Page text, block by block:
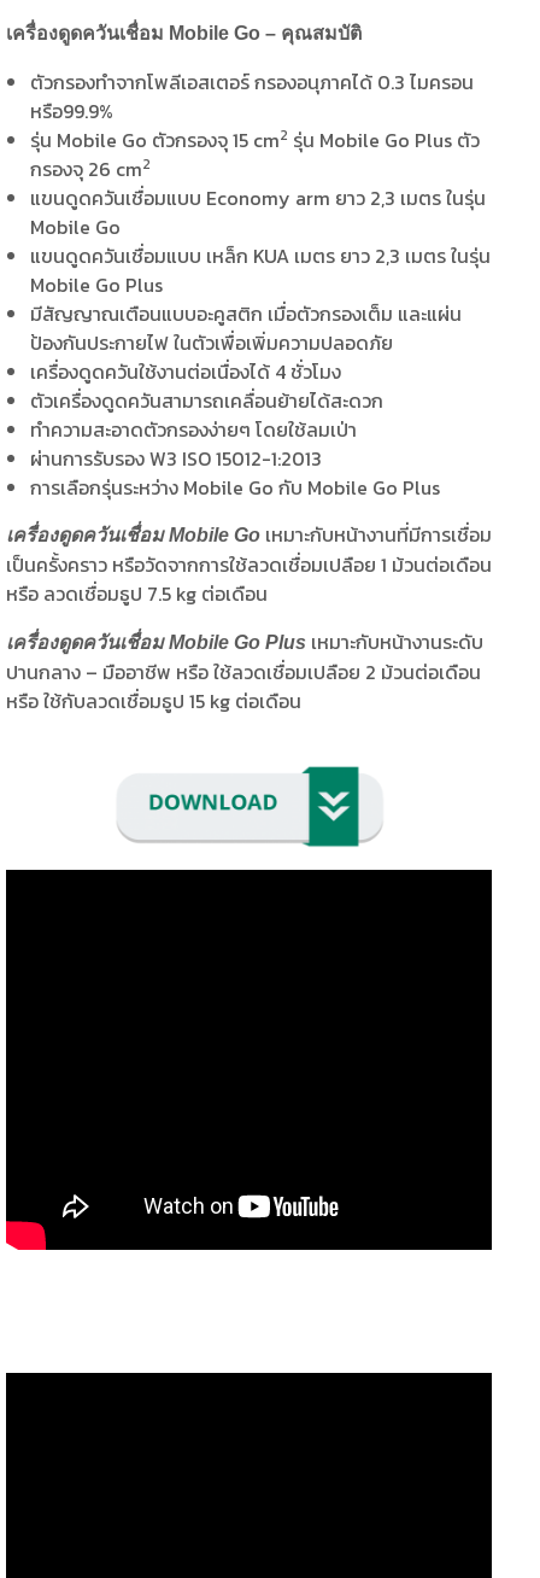
เครื่องดูดควันเชื่อม Mobile Go – คุณสมบัติ
ตัวกรองทำจากโพลีเอสเตอร์ กรองอนุภาคได้ 0.3 ไมครอน
หรือ99.9%
รุ่น Mobile Go ตัวกรองจุ 15 cm2 รุ่น Mobile Go Plus ตัว
กรองจุ 26 cm2
แขนดูดควันเชื่อมแบบ Economy arm ยาว 2,3 เมตร ในรุ่น
Mobile Go
แขนดูดควันเชื่อมแบบ เหล็ก KUA เมตร ยาว 2,3 เมตร ในรุ่น
Mobile Go Plus
มีสัญญาณเตือนแบบอะคูสติก เมื่อตัวกรองเต็ม และแผ่น
ป้องกันประกายไฟ ในตัวเพื่อเพิ่มความปลอดภัย
เครื่องดูดควันใช้งานต่อเนื่องได้ 4 ชั่วโมง
ตัวเครื่องดูดควันสามารถเคลื่อนย้ายได้สะดวก
ทำความสะอาดตัวกรองง่ายๆ โดยใช้ลมเป่า
ผ่านการรับรอง W3 ISO 15012-1:2013
การเลือกรุ่นระหว่าง Mobile Go กับ Mobile Go Plus
เครื่องดูดควันเชื่อมMobile Go เหมาะกับหน้างานที่มีการเชื่อม
เป็นครั้งคราว หรือวัดจากการใช้ลวดเชื่อมเปลือย 1 ม้วนต่อเดือน
หรือ ลวดเชื่อมธูป 7.5 kg ต่อเดือน
เครื่องดูดควันเชื่อมMobile Go Plus เหมาะกับหน้างานระดับ
ปานกลาง – มืออาชีพ หรือ ใช้ลวดเชื่อมเปลือย 2 ม้วนต่อเดือน
หรือ ใช้กับลวดเชื่อมธูป 15 kg ต่อเดือน